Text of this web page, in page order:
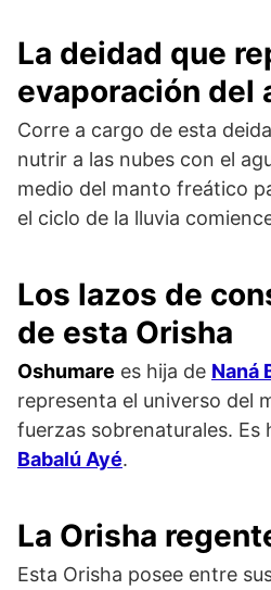
La deidad que
evaporación del
Corre a cargo de esta
nutrir a las nubes con el
medio del manto freático
el ciclo de la lluvia
Los lazos de
de esta Orisha
Oshumare es hija de Naná
representa el universo del
fuerzas sobrenaturales. Es
Babalú Ayé.
La Orisha
Esta Orisha posee entre